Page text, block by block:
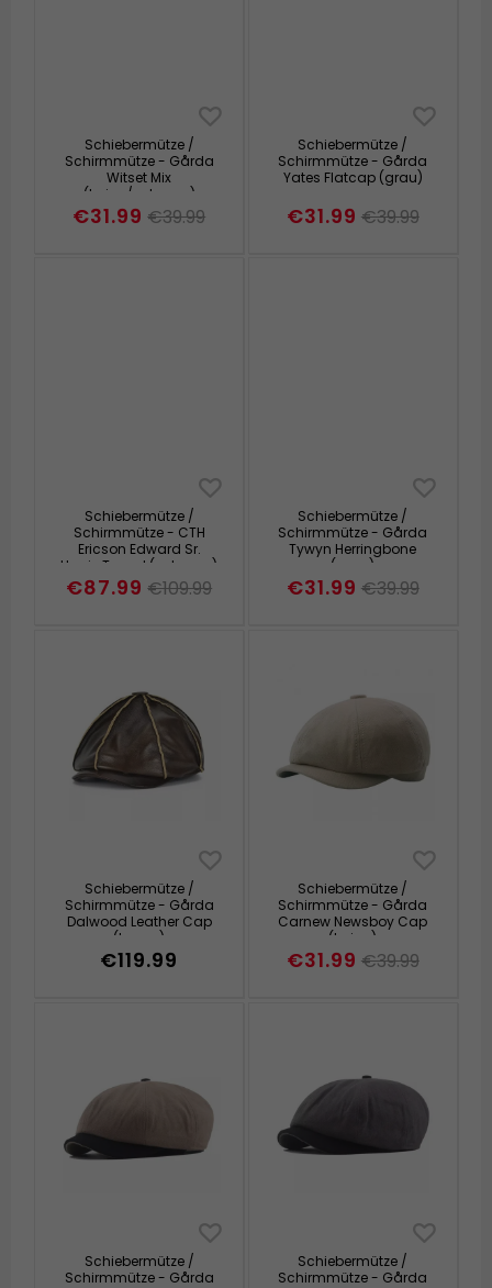
Schiebermütze /
Schirmmütze - Gårda
Witset Mix
(beige/schwarz)
€31.99 €39.99
Schiebermütze /
Schirmmütze - Gårda
Yates Flatcap (grau)
€31.99 €39.99
Schiebermütze /
Schirmmütze - CTH
Ericson Edward Sr.
Harris Tweed (schwarz)
€87.99 €109.99
Schiebermütze /
Schirmmütze - Gårda
Tywyn Herringbone
(grau)
€31.99 €39.99
Schiebermütze /
Schirmmütze - Gårda
Dalwood Leather Cap
(braun)
€119.99
Schiebermütze /
Schirmmütze - Gårda
Carnew Newsboy Cap
(beige)
€31.99 €39.99
Schiebermütze /
Schirmmütze - Gårda
Schiebermütze /
Schirmmütze - Gårda